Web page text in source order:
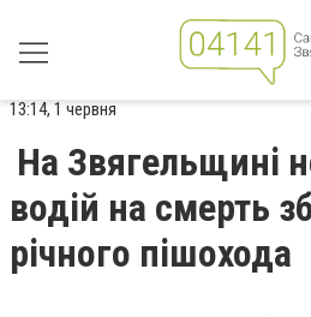
13:14, 1 червня
На Звягельщині
водій на смерть
річного пішохода